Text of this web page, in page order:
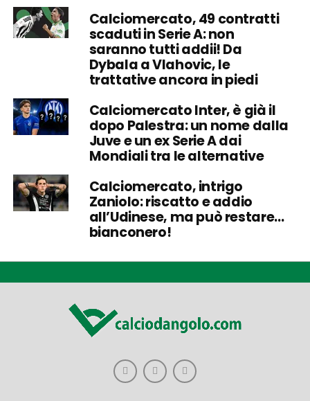
Calciomercato, 49 contratti
scaduti in Serie A: non
saranno tutti addii! Da
Dybala a Vlahovic, le
trattative ancora in piedi
Calciomercato Inter, è già il
dopo Palestra: un nome dalla
Juve e un ex Serie A dai
Mondiali tra le alternative
Calciomercato, intrigo
Zaniolo: riscatto e addio
all’Udinese, ma può restare…
bianconero!